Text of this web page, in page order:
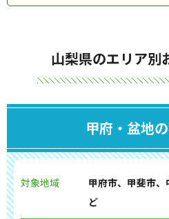
山梨県のエリア別
甲府・盆地
対象地域
甲府市、甲斐市
ど